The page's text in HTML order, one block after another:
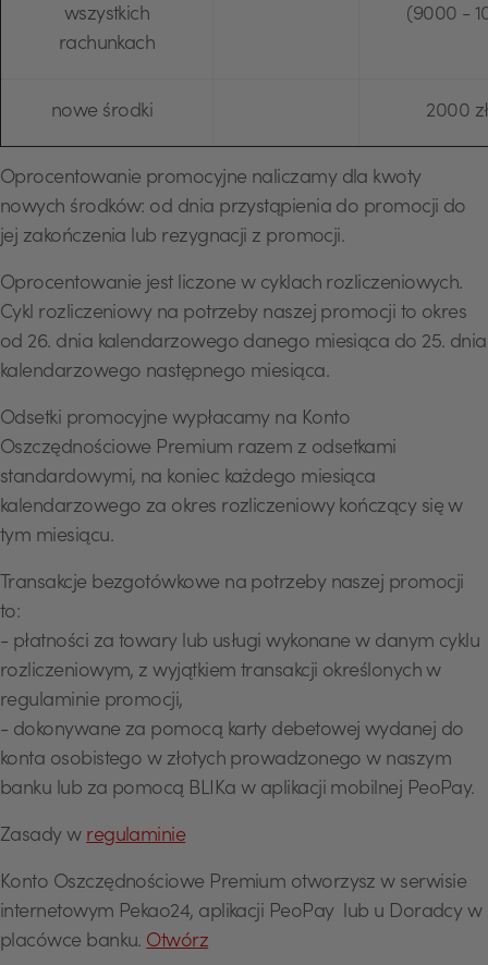
wszystkich
rachunkach
(9000 -
nowe środki 2000 zł
Oprocentowanie promocyjne naliczamy dla kwoty
nowych środków: od dnia przystąpienia do promocji do
jej zakończenia lub rezygnacji z promocji.
Oprocentowanie jest liczone w cyklach rozliczeniowych.
Cykl rozliczeniowy na potrzeby naszej promocji to okres
od 26. dnia kalendarzowego danego miesiąca do 25. dnia
kalendarzowego następnego miesiąca.
Odsetki promocyjne wypłacamy na Konto
Oszczędnościowe Premium razem z odsetkami
standardowymi, na koniec każdego miesiąca
kalendarzowego za okres rozliczeniowy kończący się w
tym miesiącu.
Transakcje bezgotówkowe na potrzeby naszej promocji
to:
- płatności za towary lub usługi wykonane w danym cyklu
rozliczeniowym, z wyjątkiem transakcji określonych w
regulaminie promocji,
- dokonywane za pomocą karty debetowej wydanej do
konta osobistego w złotych prowadzonego w naszym
banku lub za pomocą BLIKa w aplikacji mobilnej PeoPay.
Zasady w regulaminie
Konto Oszczędnościowe Premium otworzysz w serwisie
internetowym Pekao24, aplikacji PeoPay lub u Doradcy w
placówce banku. Otwórz
USD